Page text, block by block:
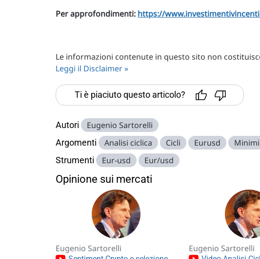
Per approfondimenti: https://
Le informazioni contenute in questo sito non
Leggi il Disclaimer »
Ti è piaciuto questo articolo?
Autori Eugenio Sartorelli
Argomenti Analisi ciclica Cicli Eurusd Minimi
Strumenti Eur-usd Eur/usd
Opinione sui mercati
Eugenio Sartorelli Eugenio Sartorelli